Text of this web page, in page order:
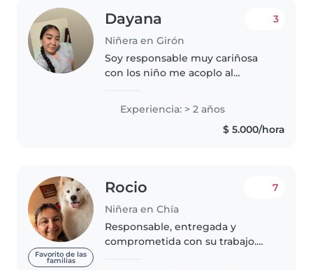
Dayana
Niñera en Girón
3
Soy responsable muy cariñosa
con los niño me acoplo al
Experiencia: > 2 años
$ 5.000/hora
Favorito de las
familias
Rocio
Niñera en Chía
7
Responsable, entregada y
comprometida con su trabajo.